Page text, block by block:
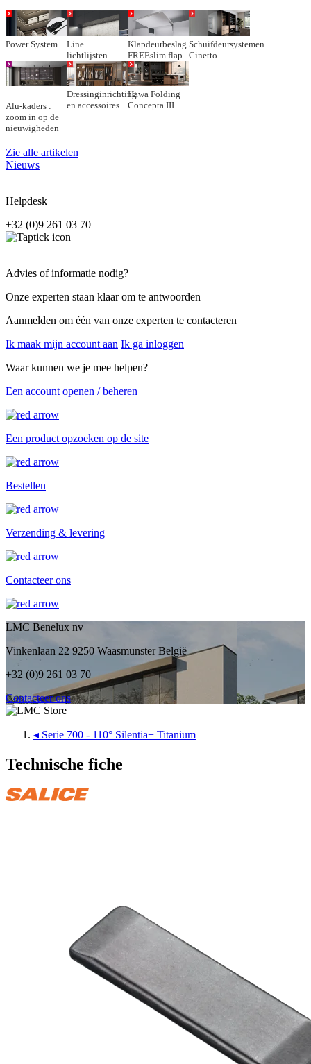
Power System
Line
lichtlijsten
Klapdeurbeslag
FREEslim flap
Schuifdeursystemen
Cinetto
Alu-kaders :
zoom in op de
nieuwigheden
Dressinginrichting
en accessoires
Hawa Folding
Concepta III
Zie alle artikelen
Nieuws
Helpdesk
+32 (0)9 261 03 70
Advies of informatie nodig?
Onze experten staan klaar om te antwoorden
Aanmelden om één van onze experten te contacteren
Ik maak mijn account aan Ik ga inloggen
Waar kunnen we je mee helpen?
Een account openen / beheren
Een product opzoeken op de site
Bestellen
Verzending & levering
Contacteer ons
LMC Benelux nv
Vinkenlaan 22 9250 Waasmunster België
+32 (0)9 261 03 70
Contacteer ons
◂ Serie 700 - 110° Silentia+ Titanium
Technische fiche